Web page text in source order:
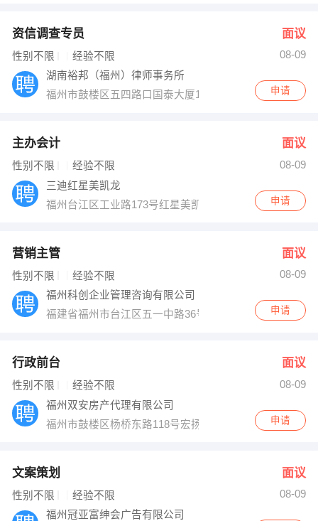
资信调查专员 面议
性别不限 经验不限
08-09
湖南裕邦（福州）律师事务所
福州市鼓楼区五四路口国泰大厦12楼
申请
主办会计 面议
性别不限 经验不限
08-09
三迪红星美凯龙
福州台江区工业路173号红星美凯龙6楼办公中心申请
营销主管 面议
性别不限 经验不限
08-09
福州科创企业管理咨询有限公司
福建省福州市台江区五一中路36号高桥大厦7层
申请
行政前台 面议
性别不限 经验不限
08-09
福州双安房产代理有限公司
福州市鼓楼区杨桥东路118号宏扬新城建福大厦2层
申请
文案策划 面议
性别不限 经验不限
08-09
福州冠亚富绅会广告有限公司